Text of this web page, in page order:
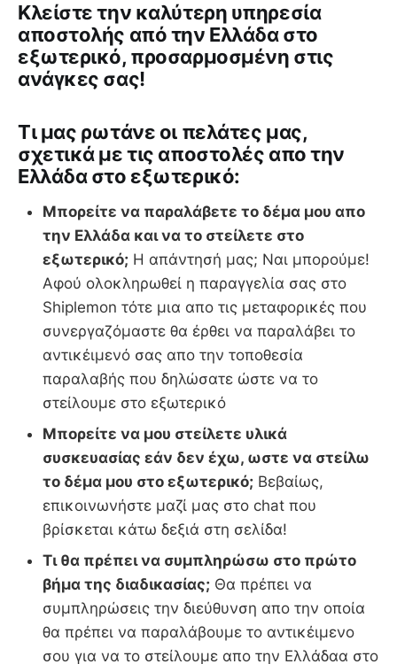
Κλείστε την καλύτερη υπηρεσία
αποστολής από την Ελλάδα στο
εξωτερικό, προσαρμοσμένη στις
ανάγκες σας!
Tι μας ρωτάνε οι πελάτες μας,
σχετικά με τις αποστολές απο την
Ελλάδα στο εξωτερικό:
Μπορείτε να παραλάβετε το δέμα μου απο
την Ελλάδα και να το στείλετε στο
εξωτερικό; Η απάντησή μας; Ναι μπορούμε!
Αφού ολοκληρωθεί η παραγγελία σας στο
Shiplemon τότε μια απο τις μεταφορικές που
συνεργαζόμαστε θα έρθει να παραλάβει το
αντικέιμενό σας απο την τοποθεσία
παραλαβής που δηλώσατε ώστε να το
στείλουμε στο εξωτερικό
Μπορείτε να μου στείλετε υλικά
συσκευασίας εάν δεν έχω, ωστε να στείλω
το δέμα μου στο εξωτερικό; Βεβαίως,
επικοινωνήστε μαζί μας στο chat που
βρίσκεται κάτω δεξιά στη σελίδα!
Τι θα πρέπει να συμπληρώσω στο πρώτο
βήμα της διαδικασίας; Θα πρέπει να
συμπληρώσεις την διεύθυνση απο την οποία
θα πρέπει να παραλάβουμε το αντικέιμενο
σου για να το στείλουμε απο την Ελλάδαα στο